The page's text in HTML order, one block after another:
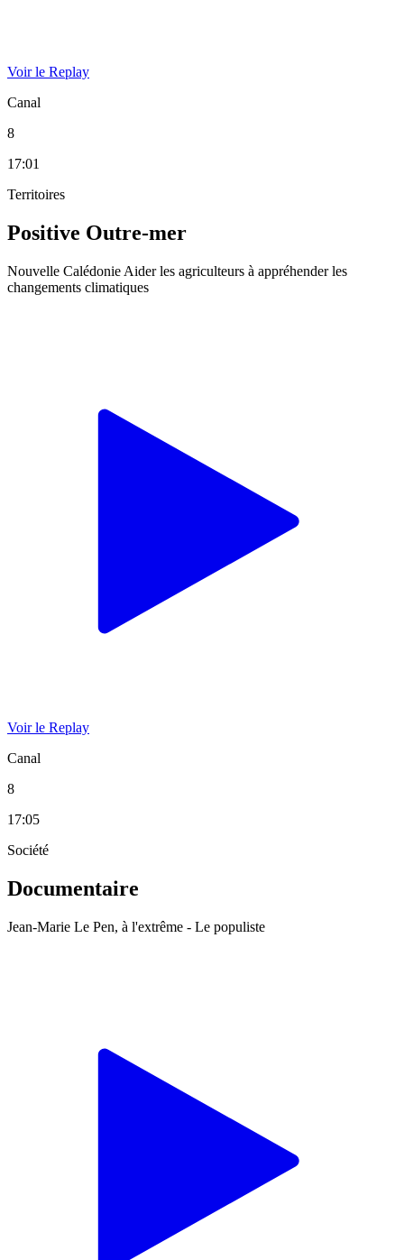
Voir le Replay
Canal
8
17:01
Territoires
Positive Outre-mer
Nouvelle Calédonie Aider les agriculteurs à appréhender les
changements climatiques
Voir le Replay
Canal
8
17:05
Société
Documentaire
Jean-Marie Le Pen, à l'extrême - Le populiste